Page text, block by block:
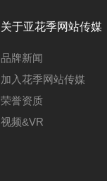
关于亚花季网站传媒
品牌新闻
加入花季网站传媒
荣誉资质
视频&VR